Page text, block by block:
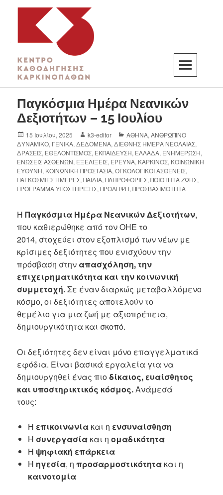
K3
ΚΕΝΤΡΟ ΚΑΘΟΔΗΓΗΣΗΣ ΚΑΡΚΙΝΟΠΑΘΩΝ
Παγκόσμια Ημέρα Νεανικών
Δεξιοτήτων – 15 Ιουλίου
15 Ιουλίου, 2025 k3-editor ΑΘΗΝΑ,ΑΝΘΡΩΠΙΝΟ
ΔΥΝΑΜΙΚΟ, ΓΕΝΙΚΑ,ΔΕΔΟΜΕΝΑ,ΔΙΕΘΝΗΣ ΗΜΕΡΑ ΝΕΟΛΑΙΑΣ,
ΔΡΑΣΕΙΣ, ΕΘΕΛΟΝΤΙΣΜΟΣ, ΕΚΠΑΙΔΕΥΣΗ, ΕΛΛΑΔΑ, ΕΝΗΜΕΡΩΣΗ,
ΕΝΩΣΕΙΣ ΑΣΘΕΝΩΝ, ΕΞΕΛΙΞΕΙΣ, ΕΡΕΥΝΑ, ΚΑΡΚΙΝΟΣ, ΚΟΙΝΩΝΙΚΗ
ΕΥΘΥΝΗ, ΚΟΙΝΩΝΙΚΗ ΠΡΟΣΤΑΣΙΑ,ΟΓΚΟΛΟΓΙΚΟΙ ΑΣΘΕΝΕΙΣ,
ΠΑΓΚΟΣΜΙΕΣ ΗΜΕΡΕΣ,ΠΑΙΔΙΑ,ΠΛΗΡΟΦΟΡΙΕΣ,ΠΟΙΟΤΗΤΑ ΖΩΗΣ,
ΠΡΟΓΡΑΜΜΑ ΥΠΟΣΤΗΡΙΞΗΣ,ΠΡΟΛΗΨΗ,ΠΡΟΣΒΑΣΙΜΟΤΗΤΑ
ΗΠαγκόσμια Ημέρα Νεανικών Δεξιοτήτων,
που καθιερώθηκε από τον ΟΗΕ το
2014, στοχεύει στον εξοπλισμό των νέων με
κρίσιμες δεξιότητες που ενισχύουν την
πρόσβαση στην απασχόληση, την
επιχειρηματικότητα και την κοινωνική
συμμετοχή.Σε έναν διαρκώς μεταβαλλόμενο
κόσμο, οι δεξιότητες αποτελούν το
θεμέλιο για μια ζωή με αξιοπρέπεια,
δημιουργικότητα και σκοπό.
Οι δεξιότητες δεν είναι μόνο επαγγελματικά
εφόδια. Είναι βασικά εργαλεία για να
δημιουργηθεί ένας πιοδίκαιος, ευαίσθητος
και υποστηρικτικός κόσμος.Ανάμεσά
τους:
Η επικοινωνίακαι η ενσυναίσθηση
Η συνεργασίακαι η ομαδικότητα
Η ψηφιακή επάρκεια
Η ηγεσία, η προσαρμοστικότητακαι η
καινοτομία